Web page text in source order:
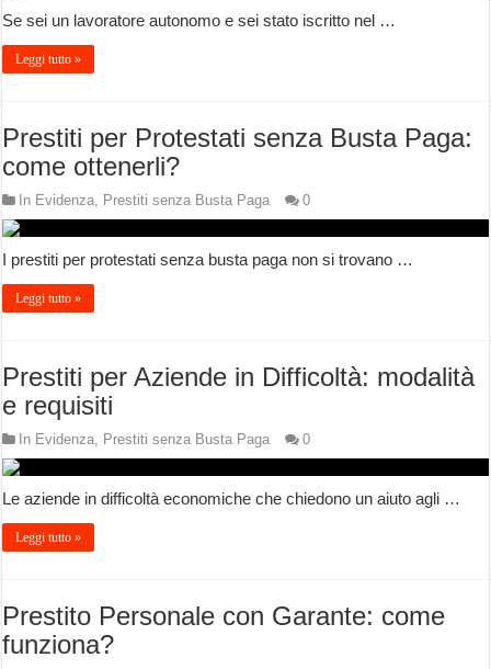
Se sei un lavoratore autonomo e sei stato iscritto nel …
Leggi tutto »
Prestiti per Protestati senza Busta Paga:
come ottenerli?
In Evidenza, Prestiti senza Busta Paga 0
I prestiti per protestati senza busta paga non si trovano …
Leggi tutto »
Prestiti per Aziende in Difficoltà: modalità
e requisiti
In Evidenza, Prestiti senza Busta Paga 0
Le aziende in difficoltà economiche che chiedono un aiuto agli …
Leggi tutto »
Prestito Personale con Garante: come
funziona?